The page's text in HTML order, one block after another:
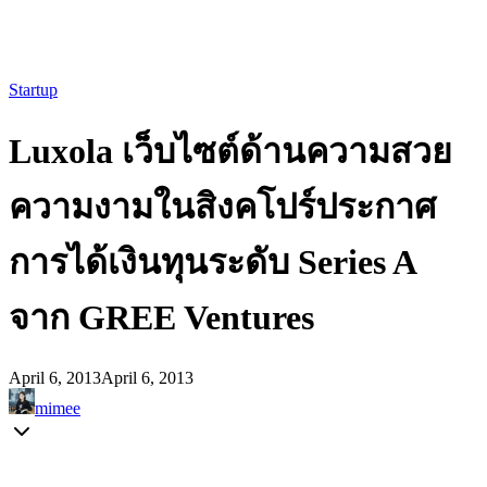
Startup
Luxola เว็บไซต์ด้านความสวย
ความงามในสิงคโปร์ประกาศ
การได้เงินทุนระดับ Series A
จาก GREE Ventures
April 6, 2013April 6, 2013
mimee